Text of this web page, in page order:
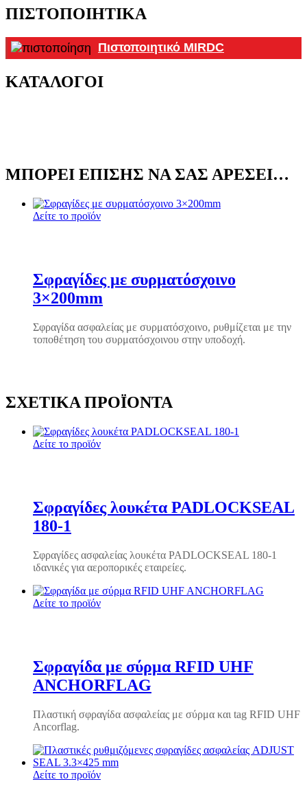
ΠΙΣΤΟΠΟΙΗΤΙΚΆ
Πιστοποιητικό MIRDC
ΚΑΤΑΛΟΓΟΙ
ΜΠΟΡΕΊ ΕΠΊΣΗΣ ΝΑ ΣΑΣ ΑΡΈΣΕΙ…
Δείτε το προϊόν
Σφραγίδες με συρματόσχοινο
3×200mm
Σφραγίδα ασφαλείας με συρματόσχοινο, ρυθμίζεται με την
τοποθέτηση του συρματόσχοινου στην υποδοχή.
ΣΧΕΤΙΚΆ ΠΡΟΪΌΝΤΑ
Δείτε το προϊόν
Σφραγίδες λουκέτα PADLOCKSEAL
180-1
Σφραγίδες ασφαλείας λουκέτα PADLOCKSEAL 180-1
ιδανικές για αεροπορικές εταιρείες.
Δείτε το προϊόν
Σφραγίδα με σύρμα RFID UHF
ANCHORFLAG
Πλαστική σφραγίδα ασφαλείας με σύρμα και tag RFID UHF
Ancorflag.
Δείτε το προϊόν